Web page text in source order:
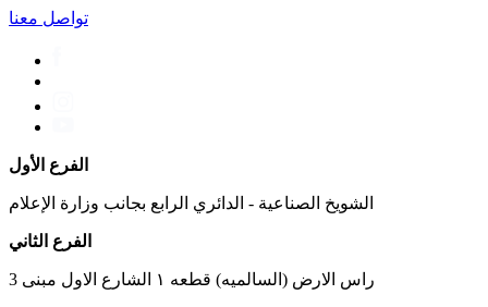
تواصل معنا
الفرع الأول
الشويخ الصناعية - الدائري الرابع بجانب وزارة الإعلام
الفرع الثاني
راس الارض (السالميه) قطعه ١ الشارع الاول مبنى 3